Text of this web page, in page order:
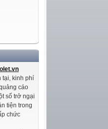
tại, kinh phí
cáo
số trở ngại
tiện trong
chức